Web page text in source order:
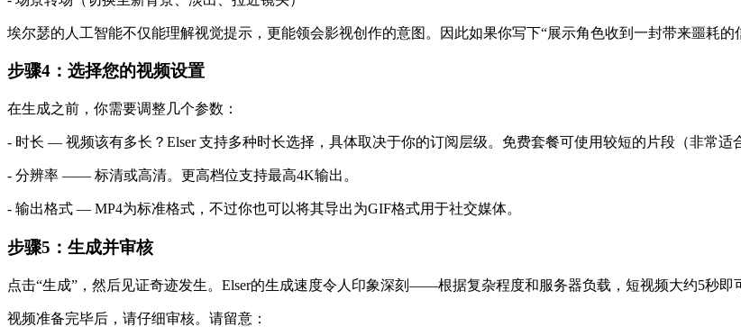
埃尔瑟的人工智能不仅能理解视觉提示，更能领会影视创作的意图。因此如果你写下“展示角色收到一封带来噩耗
步骤4：选择您的视频设置
在生成之前，你需要调整几个参数：
- 时长 — 视频该有多长？Elser 支持多种时长选择，具体取决于你的订阅层级。免费套餐可使用较短的片段（非常适
- 分辨率 —— 标清或高清。更高档位支持最高4K输出。
- 输出格式 — MP4为标准格式，不过你也可以将其导出为GIF格式用于社交媒体。
步骤5：生成并审核
点击“生成”，然后见证奇迹发生。Elser的生成速度令人印象深刻——根据复杂程度和服务器负载，短视频大约5秒即
视频准备完毕后，请仔细审核。请留意：